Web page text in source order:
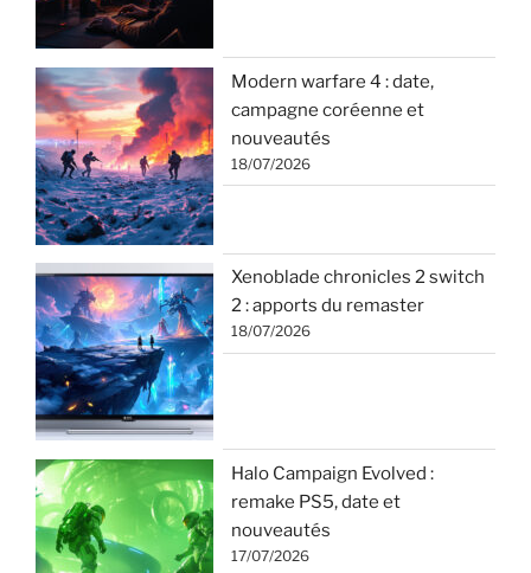
Modern warfare 4 : date,
campagne coréenne et
nouveautés
18/07/2026
Xenoblade chronicles 2 switch
2 : apports du remaster
18/07/2026
Halo Campaign Evolved :
remake PS5, date et
nouveautés
17/07/2026